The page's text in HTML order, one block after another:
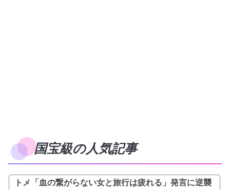
国宝級の人気記事
トメ「血の繋がらない女と旅行は疲れる」発言に逆襲